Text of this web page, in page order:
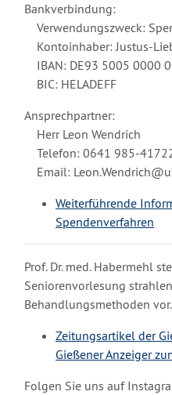
Bankverbindung:
Verwendungszweck:
Kontoinhaber: Justus-
IBAN: DE93 5005 0000
BIC: HELADEFF
Ansprechpartner:
Herr Leon Wendrich
Telefon: 0641 985-
Email:
Weiterführende
Spendenverfahren
Prof. Dr. med. Habermehl
Seniorenvorlesung
Behandlungsmethoden vor.
Zeitungsartikel der
Gießener Anzeiger
Folgen Sie uns auf